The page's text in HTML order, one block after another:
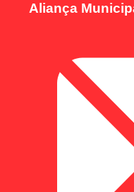
Aliança